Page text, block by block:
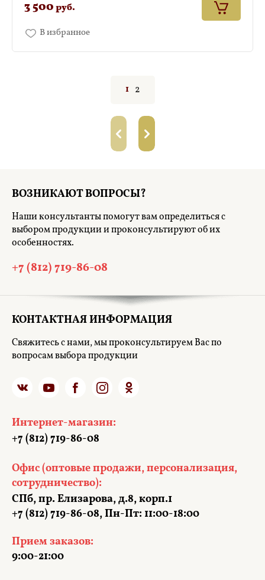
3 500руб.
В избранное
1 2
ВОЗНИКАЮТ ВОПРОСЫ?
Наши консультанты помогут вам определиться с
выбором продукции и проконсультируют об их
особенностях.
+7 (812) 719-86-08
КОНТАКТНАЯ ИНФОРМАЦИЯ
Свяжитесь с нами, мы проконсультируем Вас по
вопросам выбора продукции
Интернет-магазин:
+7 (812) 719-86-08
Офис (оптовые продажи, персонализация,
сотрудничество):
СПб, пр. Елизарова, д.8, корп.1
+7 (812) 719-86-08, Пн-Пт: 11:00-18:00
Прием заказов:
9:00-21:00